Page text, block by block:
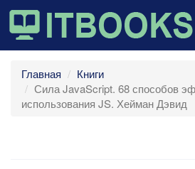
Главная
Книги
Сила JavaScript. 68 способов
использования JS. Хейман Дэвид